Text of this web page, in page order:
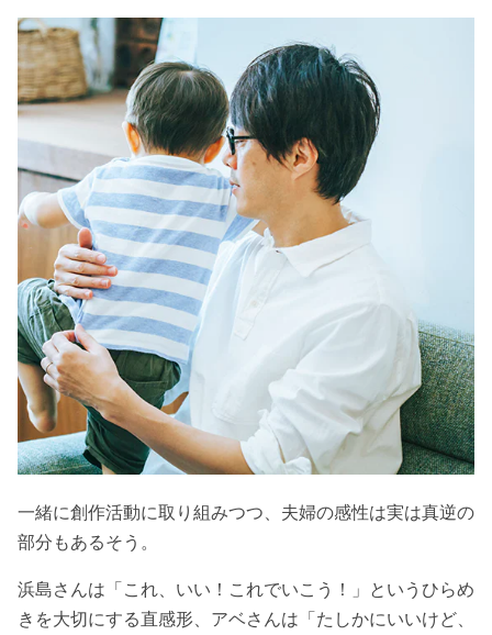
一緒に創作活動に取り組みつつ、夫婦の感性は実は真逆の
部分もあるそう。
浜島さんは「これ、いい！これでいこう！」というひらめ
きを大切にする直感形、アベさんは「たしかにいいけど、